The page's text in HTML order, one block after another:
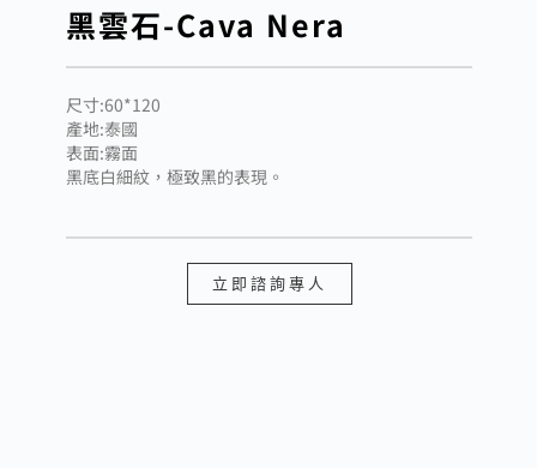
黑雲石-Cava Nera
尺寸:60*120
產地:泰國
表面:霧面
黑底白細紋，極致黑的表現。
立即諮詢專人